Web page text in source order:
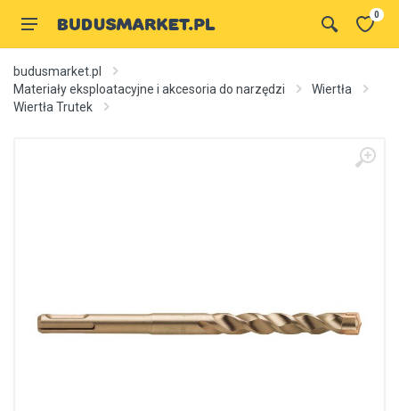
0
budusmarket.pl
Materiały eksploatacyjne i akcesoria do narzędzi
Wiertła
Wiertła Trutek